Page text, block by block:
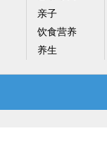
亲子
饮食营养
养生